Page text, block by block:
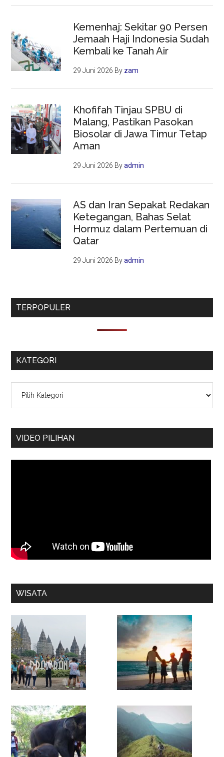
Kemenhaj: Sekitar 90 Persen
Jemaah Haji Indonesia Sudah
Kembali ke Tanah Air
29 Juni 2026 By zam
Khofifah Tinjau SPBU di
Malang, Pastikan Pasokan
Biosolar di Jawa Timur Tetap
Aman
29 Juni 2026 Byadmin
AS dan Iran Sepakat Redakan
Ketegangan, Bahas Selat
Hormuz dalam Pertemuan di
Qatar
29 Juni 2026 Byadmin
TERPOPULER
KATEGORI
VIDEO PILIHAN
WISATA